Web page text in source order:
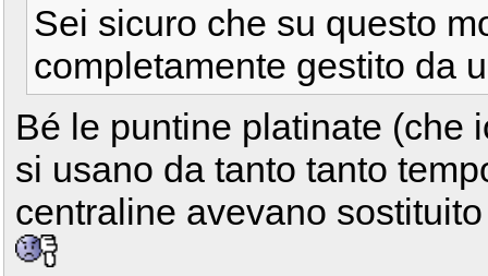
Sei sicuro che su questo
completamente gestito da
Bé le puntine platinate (che
si usano da tanto tanto
centraline avevano